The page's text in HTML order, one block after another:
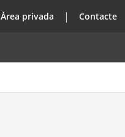
top
Àrea privada Contacte